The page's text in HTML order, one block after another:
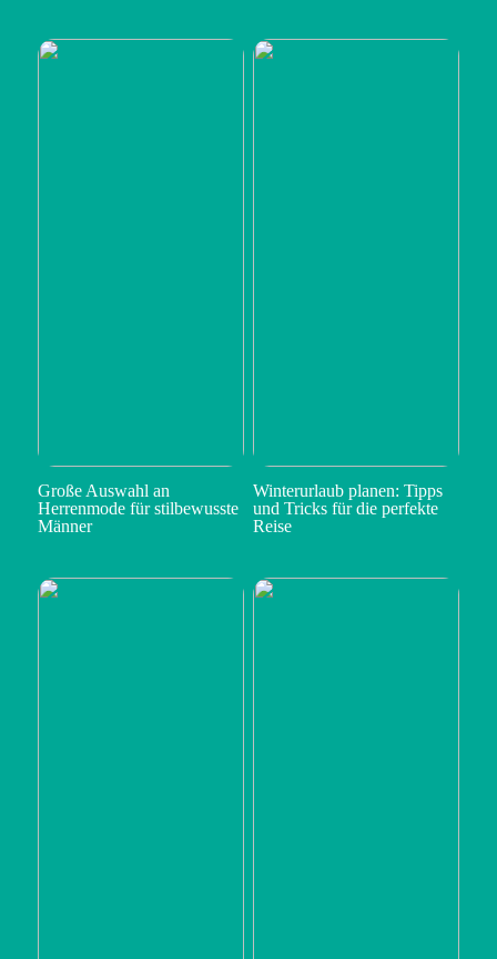
Große Auswahl an
Herrenmode für stilbewusste
Männer
Winterurlaub planen: Tipps
und Tricks für die perfekte
Reise